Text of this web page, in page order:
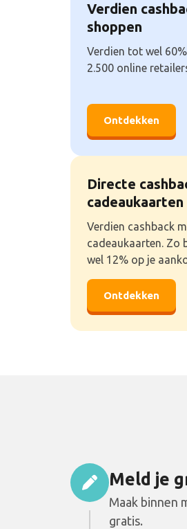
Verdien
shoppen
Verdien tot wel
2.500 online
Ontdekken
Directe
cadeaukaarten
Verdien cashback
cadeaukaarten. Zo
wel 12% op je
Ontdekken
Meld je
Maak binnen
gratis.